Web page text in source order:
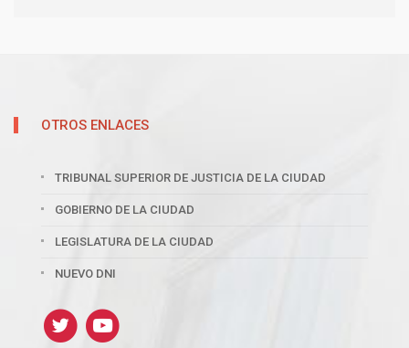
OTROS ENLACES
TRIBUNAL SUPERIOR DE JUSTICIA DE LA CIUDAD
GOBIERNO DE LA CIUDAD
LEGISLATURA DE LA CIUDAD
NUEVO DNI